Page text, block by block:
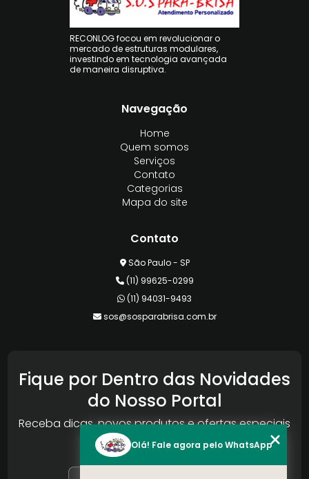
RECONLOG focou em revolucionar o
mercado de estruturas modulares,
investindo em tecnologia avançada
de maneira disruptiva.
Navegação
Home
Quem somos
Serviços
Contato
Categorias
Mapa do site
Contato
São Paulo - SP
(11) 99625-0299
(11) 94031-9493
sos@sosparabrisa.com.br
Fique por Dentro das Novidades
do Nosso Portal
Receba dicas, novos produtos e ofertas especiais
da Reconlog
Olá! Fale agora pelo WhatsApp